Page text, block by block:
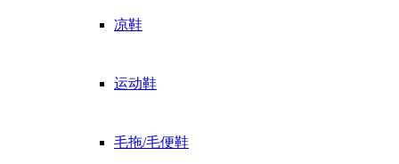
凉鞋
运动鞋
毛拖/毛便鞋